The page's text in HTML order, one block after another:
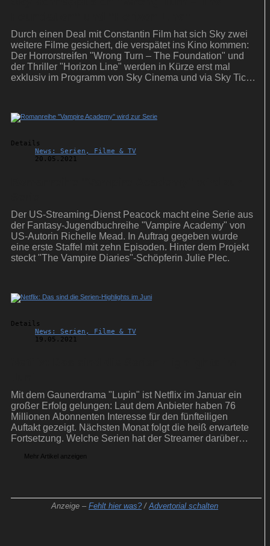
Durch einen Deal mit Constantin Film hat sich Sky zwei
weitere Filme gesichert, die verspätet ins Kino kommen:
Der Horrorstreifen "Wrong Turn – The Foundation" und
der Thriller "Horizon Line" werden in Kürze erst mal
exklusiv im Programm von Sky Cinema und via Sky Ticket
Details
News: Serien, Filme & TV
20.05.2021
Der US-Streaming-Dienst Peacock macht eine Serie aus
der Fantasy-Jugendbuchreihe "Vampire Academy" von
US-Autorin Richelle Mead. In Auftrag gegeben wurde
eine erste Staffel mit zehn Episoden. Hinter dem Projekt
steckt "The Vampire Diaries"-Schöpferin Julie Plec.
Details
News: Serien, Filme & TV
19.05.2021
Mit dem Gaunerdrama "Lupin" ist Netflix im Januar ein
großer Erfolg gelungen: Laut dem Anbieter haben 76
Millionen Abonnenten Interesse für den fünfteiligen
Auftakt gezeigt. Nächsten Monat folgt die heiß erwartete
Fortsetzung. Welche Serien hat der Streamer darüber
Mehr Artikel anzeigen
Anzeige – Fehlt hier was? /Advertorial schalten